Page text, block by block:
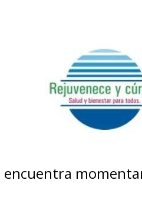
encuentra